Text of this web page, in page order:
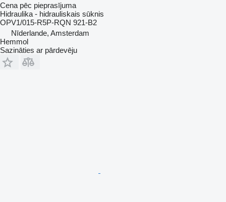
Cena pēc pieprasījuma
Hidraulika - hidrauliskais sūknis
OPV1/015-R5P-RQN 921-B2
Nīderlande, Amsterdam
Hemmol
Sazināties ar pārdevēju